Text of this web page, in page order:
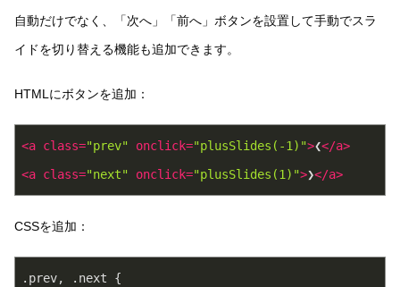
自動だけでなく、「次へ」「前へ」ボタンを設置して手動でスラ
イドを切り替える機能も追加できます。
HTMLにボタンを追加：
<a class="prev" onclick="plusSlides(-1)">❮</a>
<a class="next" onclick="plusSlides(1)">❯</a>
CSSを追加：
.prev, .next {